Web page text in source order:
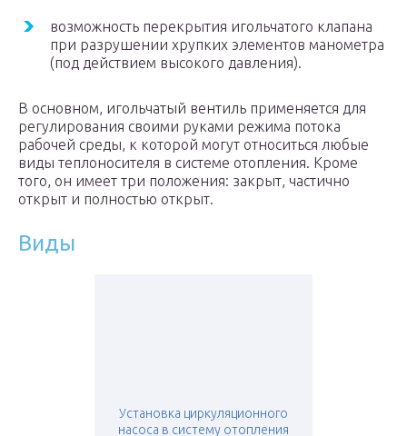
возможность перекрытия игольчатого клапана
при разрушении хрупких элементов манометра
(под действием высокого давления).
В основном, игольчатый вентиль применяется для
регулирования своими руками режима потока
рабочей среды, к которой могут относиться любые
виды теплоносителя в системе отопления. Кроме
того, он имеет три положения: закрыт, частично
открыт и полностью открыт.
Виды
Установка циркуляционного
насоса в систему отопления